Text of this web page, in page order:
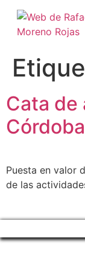
Cata de
Córdoba
Puesta en valor
de las